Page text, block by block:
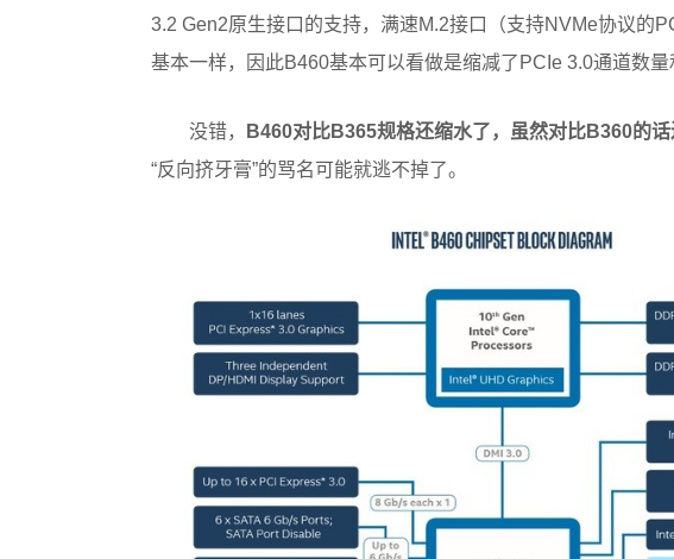
3.2 Gen2原生接口的支持，满速M.2接口（支持NVMe协议的
基本一样，因此B460基本可以看做是缩减了PCIe 3.0通道数量
没错， B460对比B365规格还缩水了，虽然对比B360的
“反向挤牙膏”的骂名可能就逃不掉了。